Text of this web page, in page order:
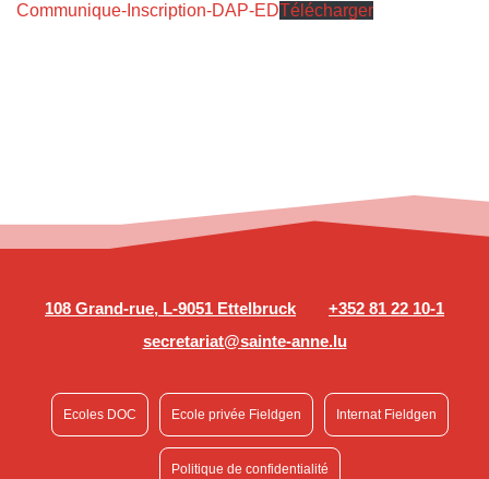
Communique-Inscription-DAP-EDTélécharger
108 Grand-rue, L-9051 Ettelbruck
+352 81 22 10-1
secretariat@sainte-anne.lu
Ecoles DOC Ecole privée Fieldgen Internat Fieldgen
Politique de confidentialité